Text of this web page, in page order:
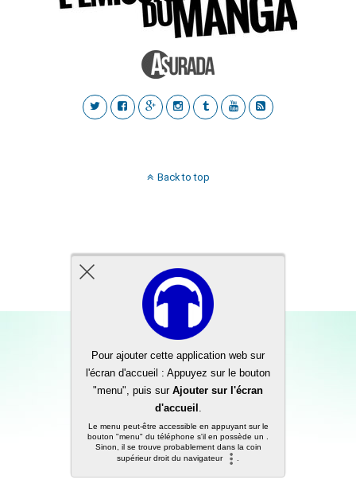
Back to top